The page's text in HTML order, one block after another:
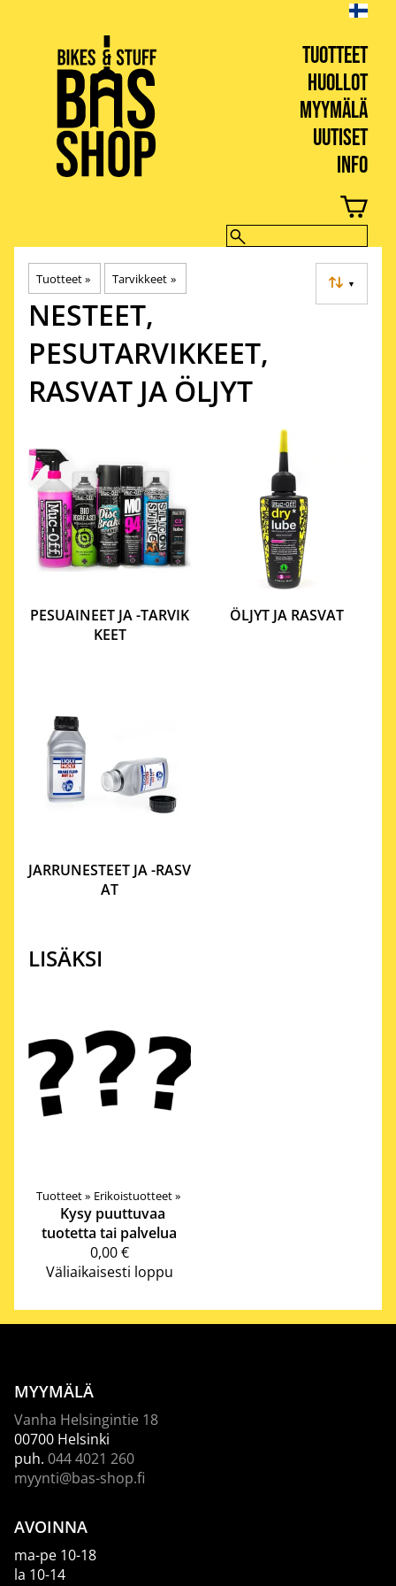
TUOTTEET
HUOLLOT
MYYMÄLÄ
UUTISET
INFO
BIKES & STUFF
Tuotteet‪» Tarvikkeet ‪» ▼
NESTEET,
PESUTARVIKKEET,
RASVAT JA ÖLJYT
PESUAINEET JA -TARVIK
KEET
ÖLJYT JA RASVAT
JARRUNESTEET JA -RASV
AT
LISÄKSI
Tuotteet‪» Erikoistuotteet‪»
Kysy puuttuvaa
tuotetta tai palvelua
0,00 €
Väliaikaisesti loppu
MYYMÄLÄ
Vanha Helsingintie 18
00700 Helsinki
puh. 044 4021 260
myynti@bas-shop.fi
AVOINNA
ma-pe 10-18
la 10-14